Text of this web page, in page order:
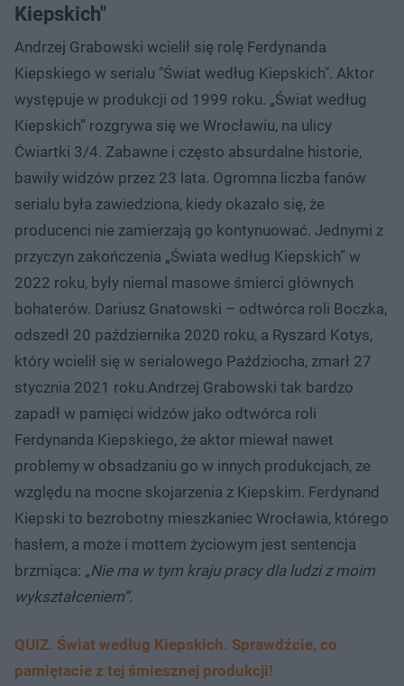
Kiepskich"
Andrzej Grabowski wcielił się rolę Ferdynanda
Kiepskiego w serialu "Świat według Kiepskich". Aktor
występuje w produkcji od 1999 roku. „Świat według
Kiepskich” rozgrywa się we Wrocławiu, na ulicy
Ćwiartki 3/4. Zabawne i często absurdalne historie,
bawiły widzów przez 23 lata. Ogromna liczba fanów
serialu była zawiedziona, kiedy okazało się, że
producenci nie zamierzają go kontynuować. Jednymi z
przyczyn zakończenia „Świata według Kiepskich” w
2022 roku, były niemal masowe śmierci głównych
bohaterów. Dariusz Gnatowski – odtwórca roli Boczka,
odszedł 20 października 2020 roku, a Ryszard Kotys,
który wcielił się w serialowego Paździocha, zmarł 27
stycznia 2021 roku.Andrzej Grabowski tak bardzo
zapadł w pamięci widzów jako odtwórca roli
Ferdynanda Kiepskiego, że aktor miewał nawet
problemy w obsadzaniu go w innych produkcjach, ze
względu na mocne skojarzenia z Kiepskim. Ferdynand
Kiepski to bezrobotny mieszkaniec Wrocławia, którego
hasłem, a może i mottem życiowym jest sentencja
brzmiąca: „Nie ma w tym kraju pracy dla ludzi z moim
wykształceniem”.
QUIZ. Świat według Kiepskich. Sprawdźcie, co
pamiętacie z tej śmiesznej produkcji!